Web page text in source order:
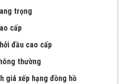
trọng
cấp
đầu cao cấp
thường
giá xếp hạng đồng hồ